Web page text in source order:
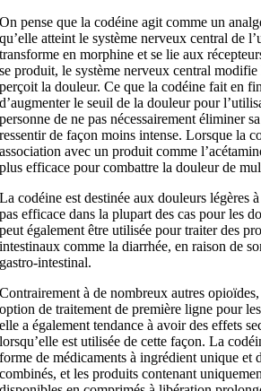
On pense que la codéine agit comme un
qu’elle atteint le système nerveux central de
transforme en morphine et se lie aux
se produit, le système nerveux central
perçoit la douleur. Ce que la codéine fait en
d’augmenter le seuil de la douleur pour
personne de ne pas nécessairement éliminer
ressentir de façon moins intense. Lorsque la
association avec un produit comme
plus efficace pour combattre la douleur de
La codéine est destinée aux douleurs légères
pas efficace dans la plupart des cas pour les
peut également être utilisée pour traiter des
intestinaux comme la diarrhée, en raison de
gastro-intestinal.
Contrairement à de nombreux autres
option de traitement de première ligne pour
elle a également tendance à avoir des effets
lorsqu’elle est utilisée de cette façon. La
forme de médicaments à ingrédient unique et
combinés, et les produits contenant